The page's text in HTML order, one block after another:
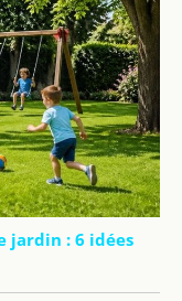
jardin : 6 idées